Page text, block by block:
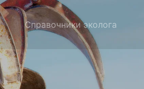
Справочники эколога